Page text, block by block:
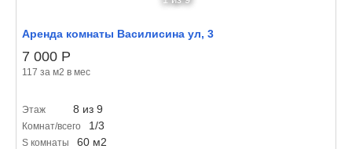
Аренда комнаты Василисина ул, 3
7 000 Р
117 за м2 в мес
Этаж 8 из 9
Комнат/всего 1/3
S комнаты 60 м2